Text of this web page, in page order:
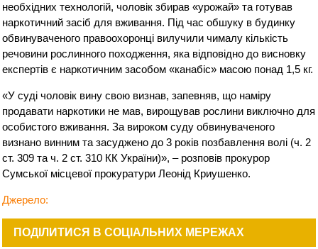
необхідних технологій, чоловік збирав «урожай» та готував
наркотичний засіб для вживання. Під час обшуку в будинку
обвинуваченого правоохоронці вилучили чималу кількість
речовини рослинного походження, яка відповідно до висновку
експертів є наркотичним засобом «канабіс» масою понад 1,5 кг.
«У суді чоловік вину свою визнав, запевняв, що наміру
продавати наркотики не мав, вирощував рослини виключно для
особистого вживання. За вироком суду обвинуваченого
визнано винним та засуджено до 3 років позбавлення волі (ч. 2
ст. 309 та ч. 2 ст. 310 КК України)», – розповів прокурор
Сумської місцевої прокуратури Леонід Криушенко.
Джерело:
ПОДІЛИТИСЯ В СОЦІАЛЬНИХ МЕРЕЖАХ